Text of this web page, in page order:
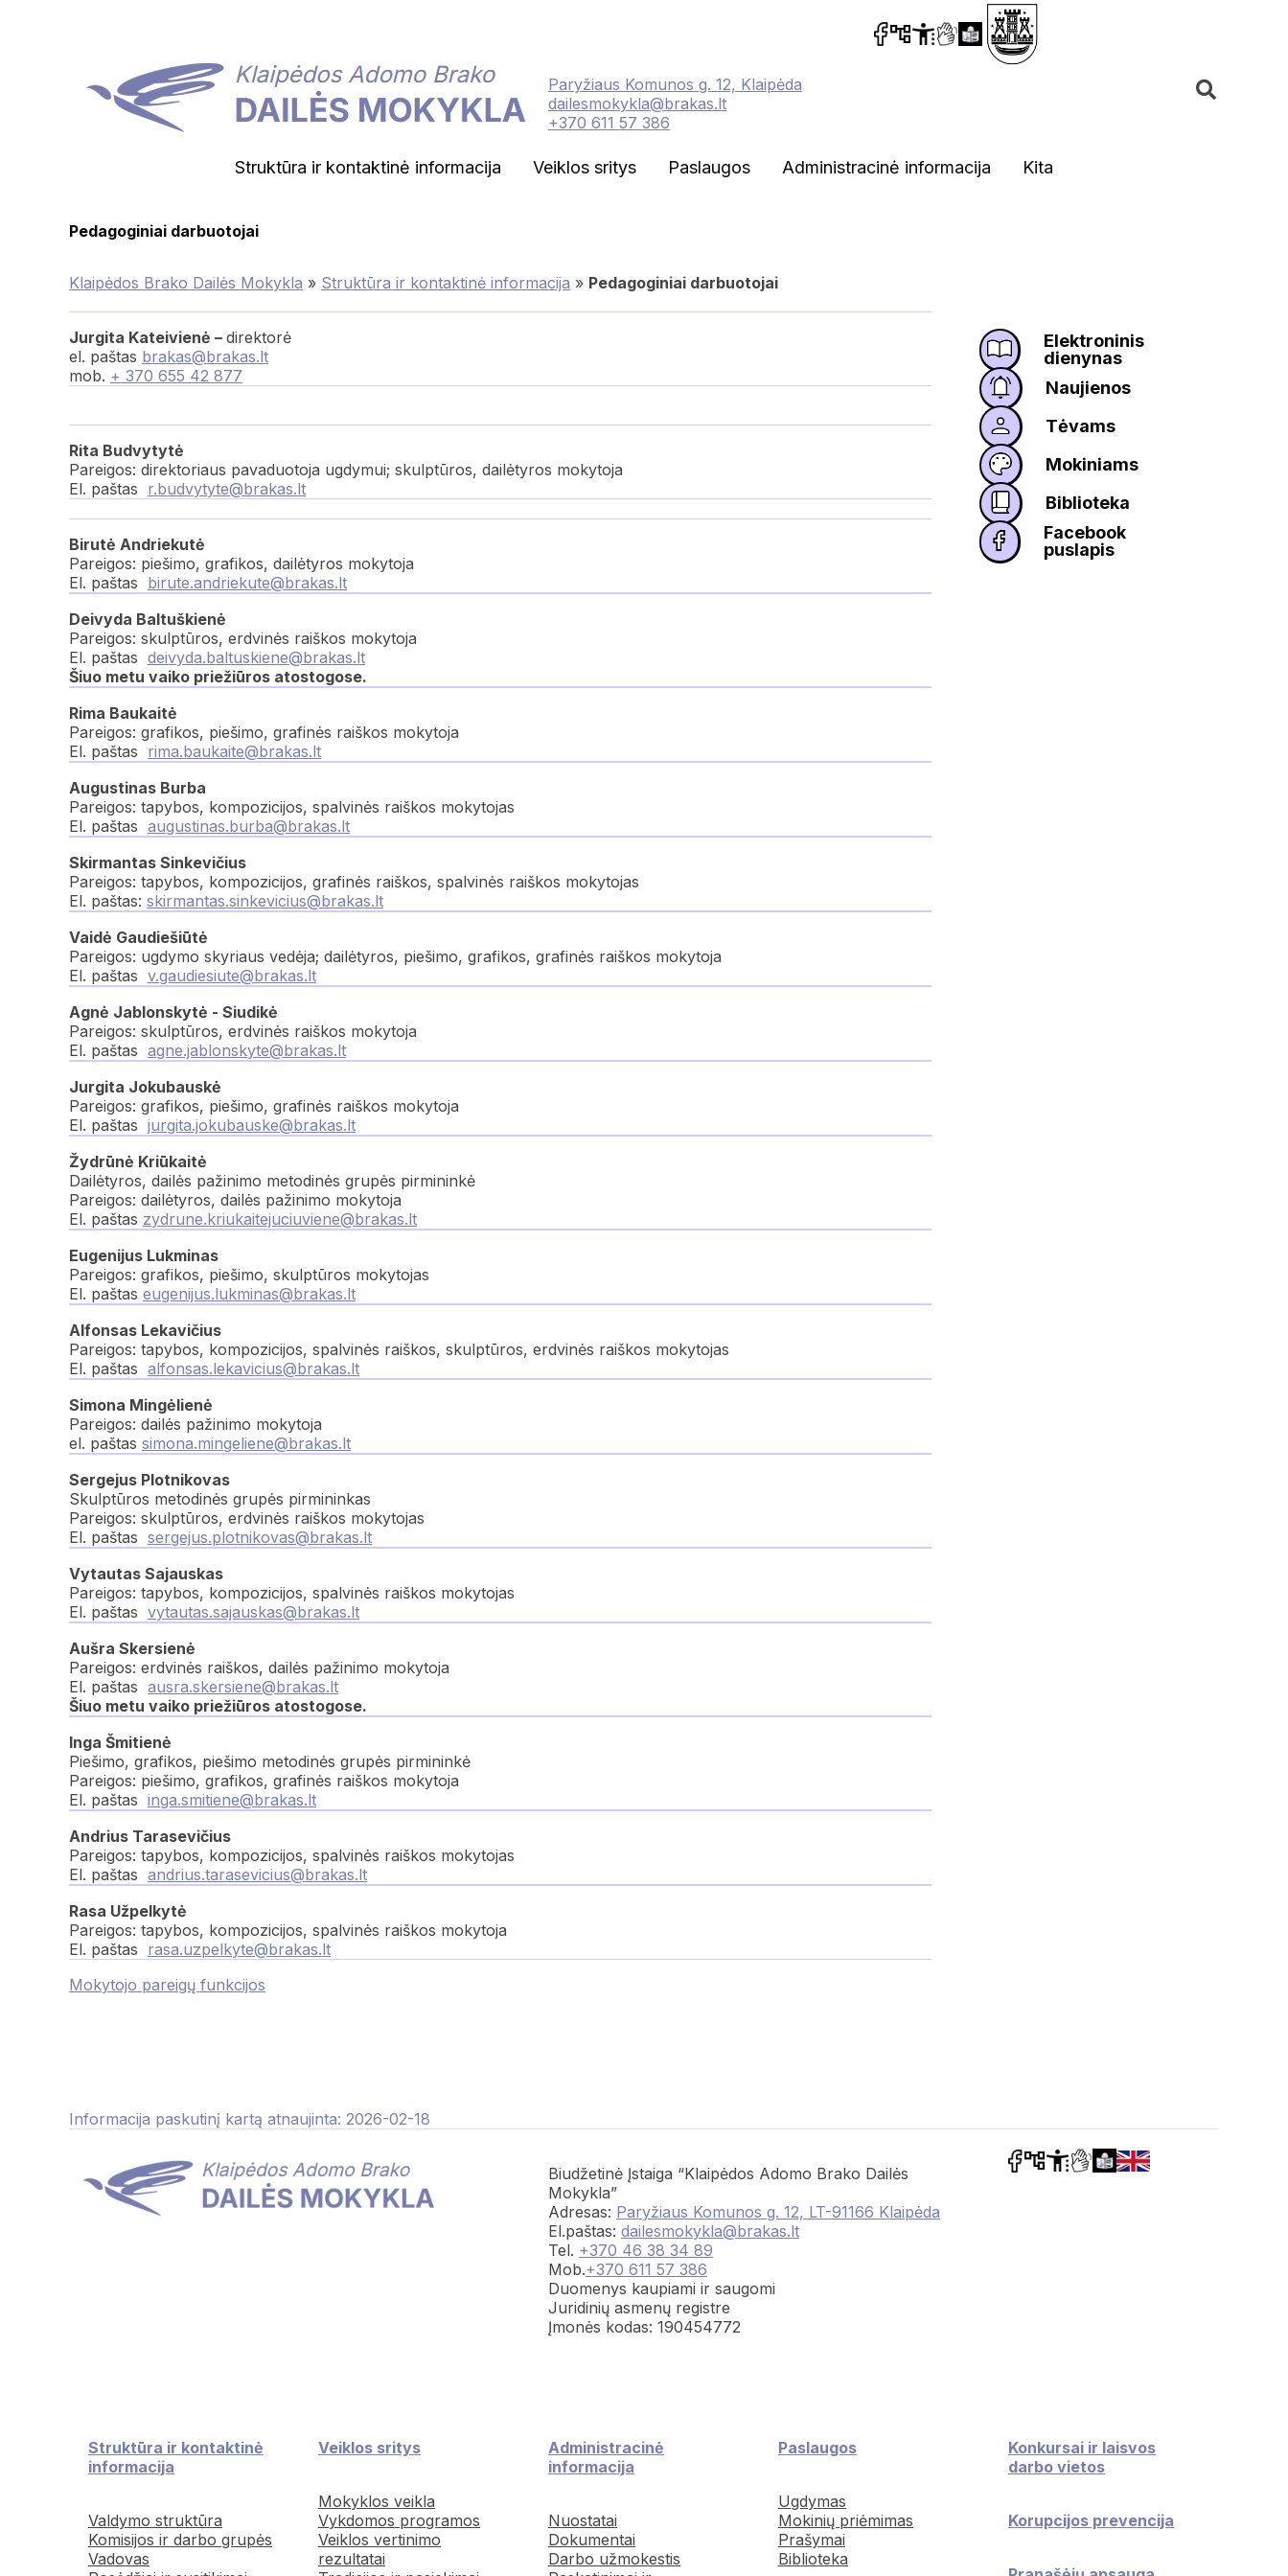
Paryžiaus Komunos g. 12, Klaipėda
dailesmokykla@brakas.lt
+370 611 57 386
Struktūra ir kontaktinė informacija Veiklos sritys Paslaugos Administracinė informacija Kita
Pedagoginiai darbuotojai
Klaipėdos Brako Dailės Mokykla » Struktūra ir kontaktinė informacija » Pedagoginiai darbuotojai
Jurgita Kateivienė – direktorė
el. paštas brakas@brakas.lt
mob. + 370 655 42 877
Rita Budvytytė
Pareigos: direktoriaus pavaduotoja ugdymui; skulptūros, dailėtyros mokytoja
El. paštas r.budvytyte@brakas.lt
Birutė Andriekutė
Pareigos: piešimo, grafikos, dailėtyros mokytoja
El. paštas birute.andriekute@brakas.lt
Deivyda Baltuškienė
Pareigos: skulptūros, erdvinės raiškos mokytoja
El. paštas deivyda.baltuskiene@brakas.lt
Šiuo metu vaiko priežiūros atostogose.
Rima Baukaitė
Pareigos: grafikos, piešimo, grafinės raiškos mokytoja
El. paštas rima.baukaite@brakas.lt
Augustinas Burba
Pareigos: tapybos, kompozicijos, spalvinės raiškos mokytojas
El. paštas augustinas.burba@brakas.lt
Skirmantas Sinkevičius
Pareigos: tapybos, kompozicijos, grafinės raiškos, spalvinės raiškos mokytojas
El. paštas: skirmantas.sinkevicius@brakas.lt
Vaidė Gaudiešiūtė
Pareigos: ugdymo skyriaus vedėja; dailėtyros, piešimo, grafikos, grafinės raiškos mokytoja
El. paštas v.gaudiesiute@brakas.lt
Agnė Jablonskytė - Siudikė
Pareigos: skulptūros, erdvinės raiškos mokytoja
El. paštas agne.jablonskyte@brakas.lt
Jurgita Jokubauskė
Pareigos: grafikos, piešimo, grafinės raiškos mokytoja
El. paštas jurgita.jokubauske@brakas.lt
Žydrūnė Kriūkaitė
Dailėtyros, dailės pažinimo metodinės grupės pirmininkė
Pareigos: dailėtyros, dailės pažinimo mokytoja
El. paštas zydrune.kriukaitejuciuviene@brakas.lt
Eugenijus Lukminas
Pareigos: grafikos, piešimo, skulptūros mokytojas
El. paštas eugenijus.lukminas@brakas.lt
Alfonsas Lekavičius
Pareigos: tapybos, kompozicijos, spalvinės raiškos, skulptūros, erdvinės raiškos mokytojas
El. paštas alfonsas.lekavicius@brakas.lt
Simona Mingėlienė
Pareigos: dailės pažinimo mokytoja
el. paštas simona.mingeliene@brakas.lt
Sergejus Plotnikovas
Skulptūros metodinės grupės pirmininkas
Pareigos: skulptūros, erdvinės raiškos mokytojas
El. paštas sergejus.plotnikovas@brakas.lt
Vytautas Sajauskas
Pareigos: tapybos, kompozicijos, spalvinės raiškos mokytojas
El. paštas vytautas.sajauskas@brakas.lt
Aušra Skersienė
Pareigos: erdvinės raiškos, dailės pažinimo mokytoja
El. paštas ausra.skersiene@brakas.lt
Šiuo metu vaiko priežiūros atostogose.
Inga Šmitienė
Piešimo, grafikos, piešimo metodinės grupės pirmininkė
Pareigos: piešimo, grafikos, grafinės raiškos mokytoja
El. paštas inga.smitiene@brakas.lt
Andrius Tarasevičius
Pareigos: tapybos, kompozicijos, spalvinės raiškos mokytojas
El. paštas andrius.tarasevicius@brakas.lt
Rasa Užpelkytė
Pareigos: tapybos, kompozicijos, spalvinės raiškos mokytoja
El. paštas rasa.uzpelkyte@brakas.lt
Mokytojo pareigų funkcijos
Elektroninis
dienynas
Naujienos
Tėvams
Mokiniams
Biblioteka
Facebook
puslapis
Informacija paskutinį kartą atnaujinta: 2026-02-18
Biudžetinė Įstaiga “Klaipėdos Adomo Brako Dailės
Mokykla”
Adresas: Paryžiaus Komunos g. 12, LT-91166 Klaipėda
El.paštas: dailesmokykla@brakas.lt
Tel. +370 46 38 34 89
Mob.+370 611 57 386
Duomenys kaupiami ir saugomi
Juridinių asmenų registre
Įmonės kodas: 190454772
Struktūra ir kontaktinė
informacija
Valdymo struktūra
Komisijos ir darbo grupės
Vadovas
Veiklos sritys
Mokyklos veikla
Vykdomos programos
Veiklos vertinimo
rezultatai
Administracinė
informacija
Nuostatai
Dokumentai
Darbo užmokestis
Paslaugos
Ugdymas
Mokinių priėmimas
Prašymai
Biblioteka
Konkursai ir laisvos
darbo vietos
Korupcijos prevencija